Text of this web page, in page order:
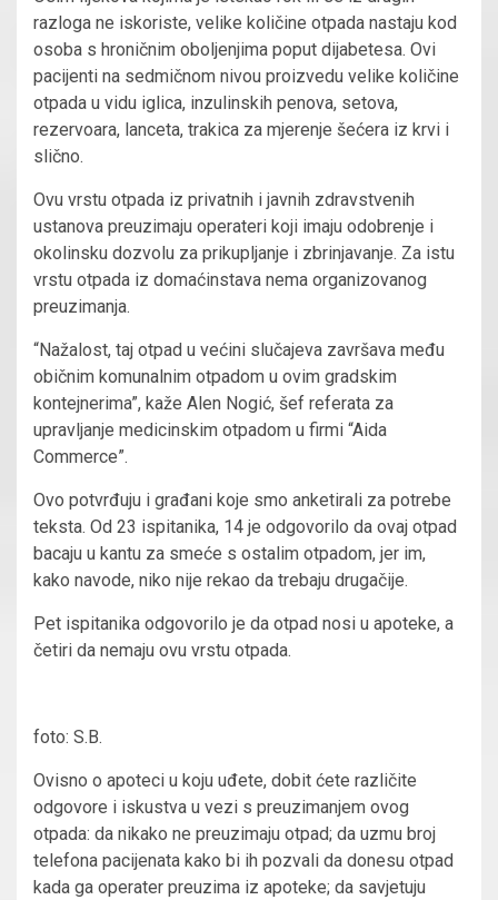
razloga ne iskoriste, velike količine otpada nastaju kod
osoba s hroničnim oboljenjima poput dijabetesa. Ovi
pacijenti na sedmičnom nivou proizvedu velike količine
otpada u vidu iglica, inzulinskih penova, setova,
rezervoara, lanceta, trakica za mjerenje šećera iz krvi i
slično.
Ovu vrstu otpada iz privatnih i javnih zdravstvenih
ustanova preuzimaju operateri koji imaju odobrenje i
okolinsku dozvolu za prikupljanje i zbrinjavanje. Za istu
vrstu otpada iz domaćinstava nema organizovanog
preuzimanja.
“Nažalost, taj otpad u većini slučajeva završava među
običnim komunalnim otpadom u ovim gradskim
kontejnerima”, kaže Alen Nogić, šef referata za
upravljanje medicinskim otpadom u firmi “Aida
Commerce”.
Ovo potvrđuju i građani koje smo anketirali za potrebe
teksta. Od 23 ispitanika, 14 je odgovorilo da ovaj otpad
bacaju u kantu za smeće s ostalim otpadom, jer im,
kako navode, niko nije rekao da trebaju drugačije.
Pet ispitanika odgovorilo je da otpad nosi u apoteke, a
četiri da nemaju ovu vrstu otpada.
foto: S.B.
Ovisno o apoteci u koju uđete, dobit ćete različite
odgovore i iskustva u vezi s preuzimanjem ovog
otpada: da nikako ne preuzimaju otpad; da uzmu broj
telefona pacijenata kako bi ih pozvali da donesu otpad
kada ga operater preuzima iz apoteke; da savjetuju